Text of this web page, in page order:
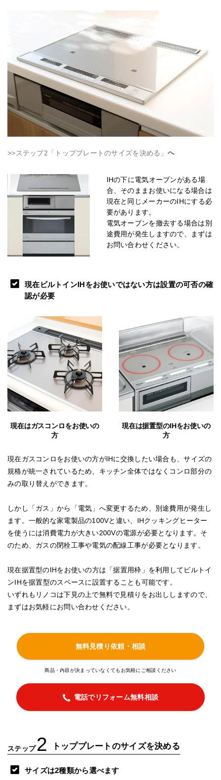
>>ステップ2「トッププレートのサイズを決める」 へ
IHの下に電気オーブンがある場
合、そのままお使いになる場合は
現在と同じメーカーのIHにする必
要があります。
電気オーブンを撤去する場合は別
途費用が発生しますので、まずは
お問い合わせください。
現在ビルトインIHをお使いではない方は設置の可否の確
認が必要
現在はガスコンロをお使いの
方
現在は据置型のIHをお使いの
方
現在ガスコンロをお使いの方がIHに交換したい場合も、サイズの
規格が統一されているため、キッチン全体ではなくコンロ部分の
みの取り替えができます。
しかし「ガス」から「電気」へ変更するため、別途費用が発生し
ます。一般的な家電製品の100Vと違い、IHクッキングヒーター
を使うには消費電力が大きい200Vの電源が必要となります。そ
のため、ガスの閉栓工事や電気の配線工事が必要となります。
現在据置型のIHをお使いの方は「据置用枠」を利用してビルトイ
ンIHを据置型のスペースに設置することも可能です。
いずれもリノコは下見の上で無料で見積りをお出ししますので、
まずはお気軽にお問い合わせください。
無料見積り依頼・相談
商品・内容が決まっていなくてもお気軽にご相談ください
電話でリフォーム無料相談
ステップ 2 トッププレートのサイズを決める
サイズは2種類から選べます